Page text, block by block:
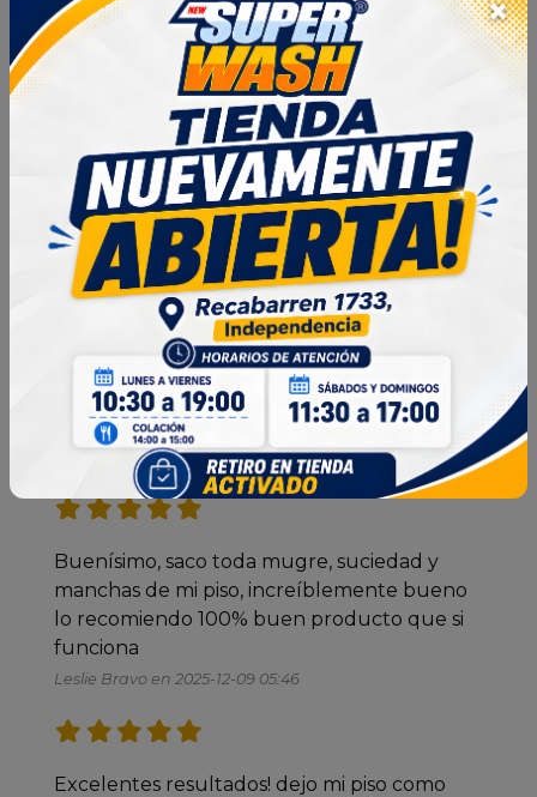
Reseñas de productos
5.0
3 Reseñas
Ordenar por: Más recientes
Maravilloso
Pamela Sanchez Barria en 2026-07-14 14:05
Buenísimo, saco toda mugre, suciedad y
manchas de mi piso, increíblemente bueno
lo recomiendo 100% buen producto que si
Leslie Bravo en 2025-12-09 05:46
Excelentes resultados! dejo mi piso como
×